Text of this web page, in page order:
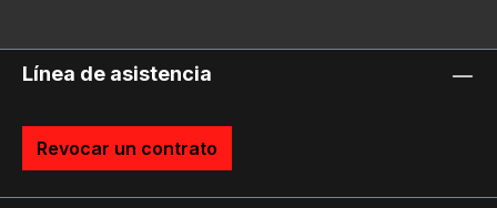
Línea de asistencia
Revocar un contrato